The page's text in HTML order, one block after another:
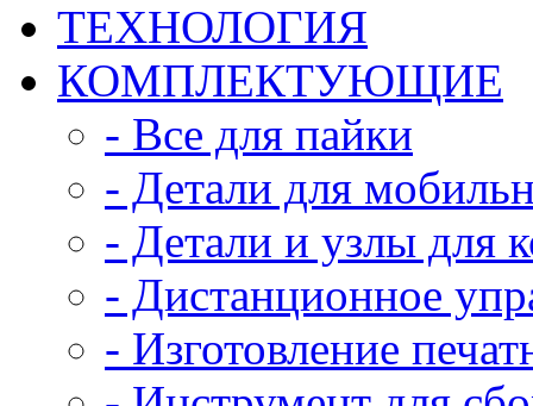
ТЕХНОЛОГИЯ
КОМПЛЕКТУЮЩИЕ
- Все для пайки
- Детали для
- Детали и узлы для
- Дистанционное
- Изготовление